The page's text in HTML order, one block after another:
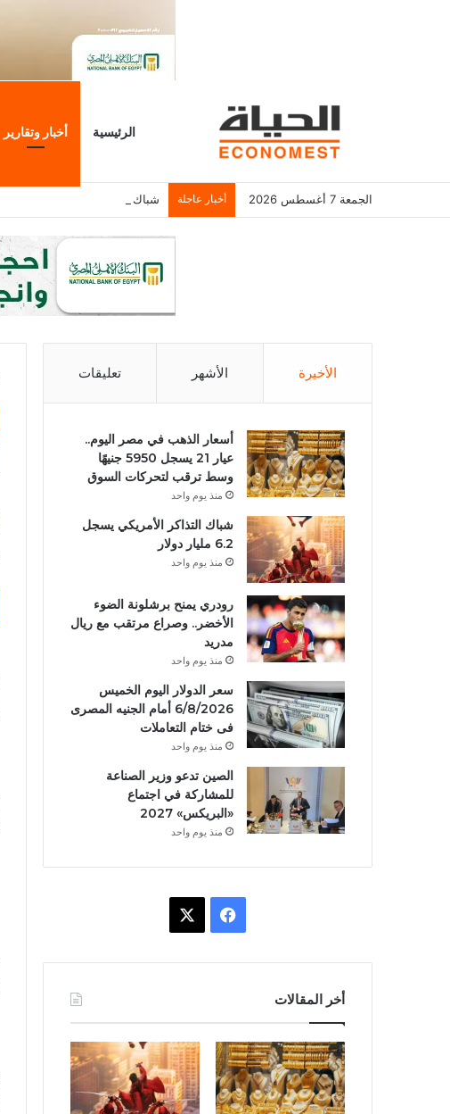
الرئيسية أخبار وتقارير
الجمعة 7 أغسطس 2026 أخبار عاجلة شباك التذاكر الأمريكي يسجل 6.2 مليار دولار
الأخيرة الأشهر تعليقات
أسعار الذهب في مصر اليوم..
عيار 21 يسجل 5950 جنيهًا
وسط ترقب لتحركات السوق
منذ يوم واحد
شباك التذاكر الأمريكي يسجل
6.2 مليار دولار
منذ يوم واحد
رودري يمنح برشلونة الضوء
الأخضر.. وصراع مرتقب مع ريال
مدريد
منذ يوم واحد
سعر الدولار اليوم الخميس
6/8/2026 أمام الجنيه المصرى
فى ختام التعاملات
منذ يوم واحد
الصين تدعو وزير الصناعة
للمشاركة في اجتماع
«البريكس» 2027
منذ يوم واحد
ب
و
ك
أخر المقالات